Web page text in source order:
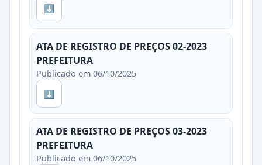
⬇
ATA DE REGISTRO DE PREÇOS 02-2023
PREFEITURA
Publicado em 06/10/2025
⬇
ATA DE REGISTRO DE PREÇOS 03-2023
PREFEITURA
Publicado em 06/10/2025